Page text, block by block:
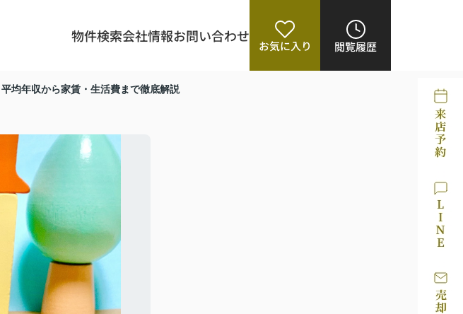
物件検索会社情報お問い合わせ
お気に入り 閲覧履歴
均年収から家賃・生活費まで徹底解説